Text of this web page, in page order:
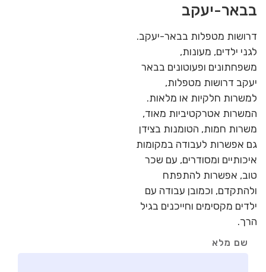
בבאר-יעקב
דרושות מטפלות בבאר-יעקב.
לגני ילדים, מעונות,
משפחתונים ופעוטונים בבאר
יעקב דרושות מטפלות,
למשרות חלקיות או מלאות.
המשרות אטרקטיביות מאוד,
משרות חמות, הטומנות בצידן
גם אפשרות לעבודה במקומות
איכותיים ומסודרים, עם שכר
טוב, אפשרות להתפתח
ולהתקדם, וכמובן עבודה עם
ילדים מקסימים וחייכנים בגיל
הרך.
שם מלא